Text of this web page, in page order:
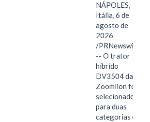
NÁPOLES,
Itália, 6 de
agosto de
2026
/PRNewswire/
-- O trator
híbrido
DV3504 da
Zoomlion foi
selecionado
para duas
categorias do